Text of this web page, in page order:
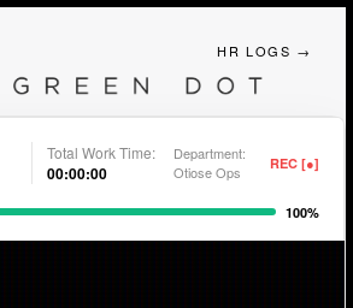
HR LOGS →
Total Work Time:
00:00:00
Department:
Otiose Ops
REC [●]
100%